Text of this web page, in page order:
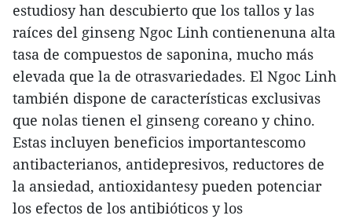
estudiosy han descubierto que los tallos y las
raíces del ginseng Ngoc Linh contienenuna alta
tasa de compuestos de saponina, mucho más
elevada que la de otrasvariedades. El Ngoc Linh
también dispone de características exclusivas
que nolas tienen el ginseng coreano y chino.
Estas incluyen beneficios importantescomo
antibacterianos, antidepresivos, reductores de
la ansiedad, antioxidantesy pueden potenciar
los efectos de los antibióticos y los